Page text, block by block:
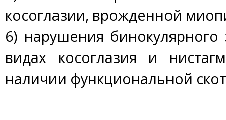
косоглазии, врожденной
6) нарушения
видах косоглазия и
наличии функциональной